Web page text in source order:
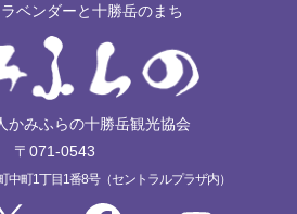
ベンダーと十勝岳のまち
かみふらの十勝岳観光協会
〒071-0543
中町1丁目1番8号（セントラルプラザ内）